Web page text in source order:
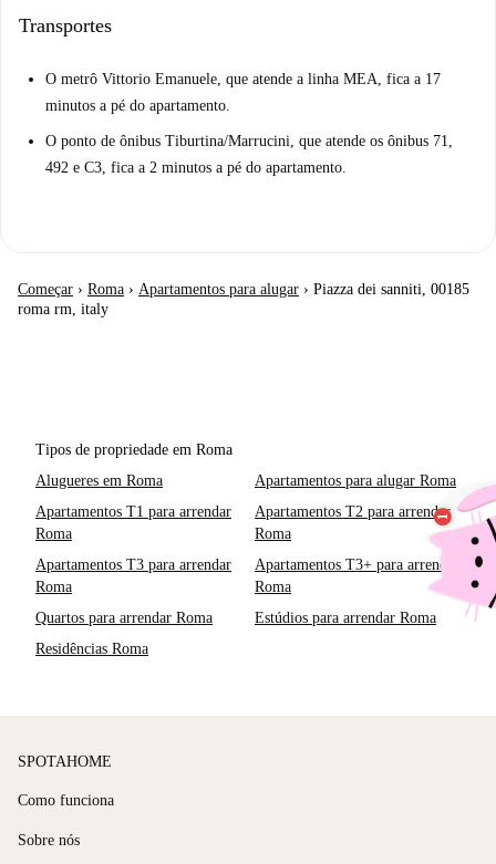
Transportes
O metrô Vittorio Emanuele, que atende a linha MEA, fica a 17
minutos a pé do apartamento.
O ponto de ônibus Tiburtina/Marrucini, que atende os ônibus 71,
492 e C3, fica a 2 minutos a pé do apartamento.
Começar › Roma › Apartamentos para alugar › Piazza dei sanniti, 00185
roma rm, italy
Tipos de propriedade em Roma
Alugueres em Roma
Apartamentos para alugar Roma
Apartamentos T1 para arrendar
Roma
Apartamentos T2 para arrendar
Roma
Apartamentos T3 para arrendar
Roma
Apartamentos T3+ para arrendar
Roma
Quartos para arrendar Roma
Estúdios para arrendar Roma
Residências Roma
SPOTAHOME
Como funciona
Sobre nós